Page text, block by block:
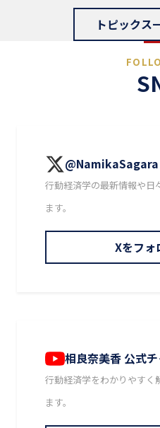
トピックス
@NamikaSagara
行動経済学の最新情報や日
ます。
Xをフォ
相良奈美香 公式
行動経済学をわかりやすく
ます。